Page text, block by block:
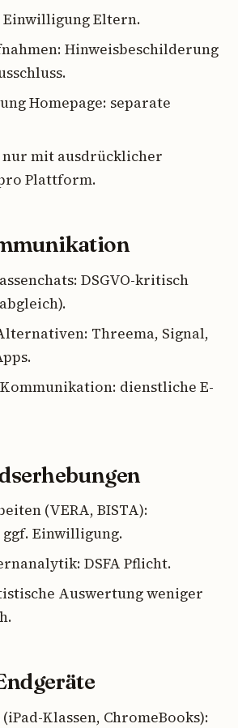
Einwilligung Eltern.
Hinweisbeschilderung
Homepage: separate
nur mit ausdrücklicher
Plattform.
DSGVO-kritisch
Threema, Signal,
dienstliche E-
(VERA, BISTA):
ggf. Einwilligung.
DSFA Pflicht.
Auswertung weniger
Klassen, ChromeBooks):